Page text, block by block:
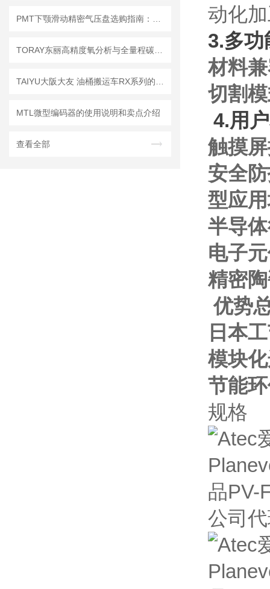
MTL微型编码器的使用说明和卖点介绍
查看全部
动化
3.多功
材料
切割
4.用
触摸
安全
型应
半导
电子
精密
优势
日本
模块
节能
规格
公司